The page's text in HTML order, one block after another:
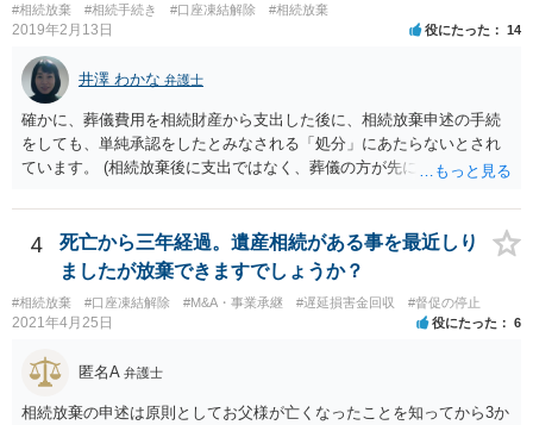
#相続放棄 #相続手続き #口座凍結解除 #相続放棄
2019年2月13日 役にたった 14
井澤 わかな 弁護士
確かに、葬儀費用を相続財産から支出した後に、相続放棄申述の手続
をしても、単純承認をしたとみなされる「処分」にあたらないとされ
ています。 (相続放棄後に支出ではなく、葬儀の方が先に来るのが通常
述の手続ということだと思いますが) ただ、葬儀費用ならいくらでもよ
いということではなく、身分相応の、社会的儀式として当然認められ
る程度の金額に留まると考えた方がよいです。 もし、相続人の皆さん
に葬儀費用を支出する経済力がなく、質素な葬儀を行った費用であれ
ば相続財産から支出しても単純承認と認められない可能性が高いの
で、相続放棄申述が受理される可能性も高いと思います。
4
死亡から三年経過。遺産相続がある事を最近しり
ましたが放棄できますでしょうか？
#相続放棄 #口座凍結解除 #M&A・事業承継 #遅延損害金回収 #督促の停止
2021年4月25日 役にたった 6
匿名A 弁護士
相続放棄の申述は原則としてお父様が亡くなったことを知ってから3か